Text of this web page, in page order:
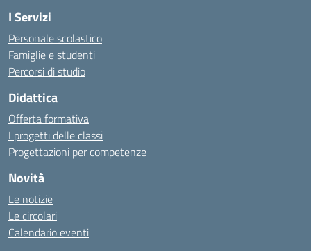
I Servizi
Personale scolastico
Famiglie e studenti
Percorsi di studio
Didattica
Offerta formativa
I progetti delle classi
Progettazioni per competenze
Novità
Le notizie
Le circolari
Calendario eventi